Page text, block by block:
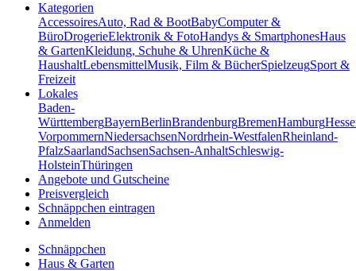
Kategorien
AccessoiresAuto, Rad & BootBabyComputer &
BüroDrogerieElektronik & FotoHandys & SmartphonesHaus
& GartenKleidung, Schuhe & UhrenKüche &
HaushaltLebensmittelMusik, Film & BücherSpielzeugSport &
Freizeit
Lokales
Baden-
WürttembergBayernBerlinBrandenburgBremenHamburg
VorpommernNiedersachsenNordrhein-WestfalenRheinland-
PfalzSaarlandSachsenSachsen-AnhaltSchleswig-
HolsteinThüringen
Angebote und Gutscheine
Preisvergleich
Schnäppchen eintragen
Anmelden
Schnäppchen
Haus & Garten